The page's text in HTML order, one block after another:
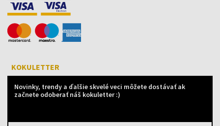
KOKULETTER
Novinky, trendy a ďalšie skvelé veci môžete dostávať ak
začnete odoberať náš kokuletter :)